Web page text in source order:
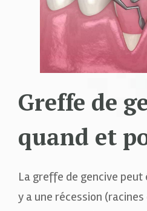
Greffe de
quand et
La greffe de gencive
y a une récession